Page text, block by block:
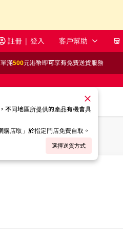
註冊 | 登入 客戶幫助
滿500元港幣即可享有免費送貨服務
不同地區所提供的產品有機會具
店取」於指定門店免費自取。
選擇送貨方式